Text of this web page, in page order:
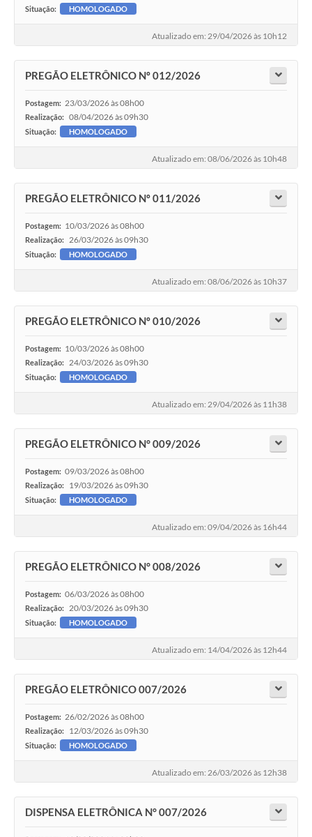
Situação: HOMOLOGADO
Atualizado em: 29/04/2026 às 10h12
PREGÃO ELETRÔNICO Nº 012/2026
Postagem: 23/03/2026 às 08h00
Realização: 08/04/2026 às 09h30
Situação: HOMOLOGADO
Atualizado em: 08/06/2026 às 10h48
PREGÃO ELETRÔNICO Nº 011/2026
Postagem: 10/03/2026 às 08h00
Realização: 26/03/2026 às 09h30
Situação: HOMOLOGADO
Atualizado em: 08/06/2026 às 10h37
PREGÃO ELETRÔNICO Nº 010/2026
Postagem: 10/03/2026 às 08h00
Realização: 24/03/2026 às 09h30
Situação: HOMOLOGADO
Atualizado em: 29/04/2026 às 11h38
PREGÃO ELETRÔNICO N° 009/2026
Postagem: 09/03/2026 às 08h00
Realização: 19/03/2026 às 09h30
Situação: HOMOLOGADO
Atualizado em: 09/04/2026 às 16h44
PREGÃO ELETRÔNICO N° 008/2026
Postagem: 06/03/2026 às 08h00
Realização: 20/03/2026 às 09h30
Situação: HOMOLOGADO
Atualizado em: 14/04/2026 às 12h44
PREGÃO ELETRÔNICO 007/2026
Postagem: 26/02/2026 às 08h00
Realização: 12/03/2026 às 09h30
Situação: HOMOLOGADO
Atualizado em: 26/03/2026 às 12h38
DISPENSA ELETRÔNICA N° 007/2026